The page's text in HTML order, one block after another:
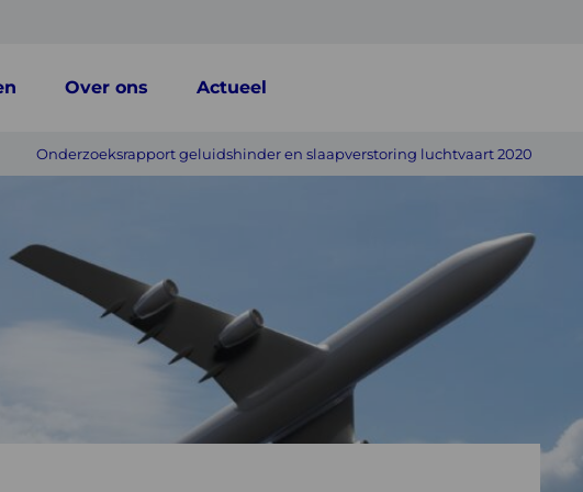
Over ons Actueel
Onderzoeksrapport geluidshinder en slaapverstoring luchtvaart 2020